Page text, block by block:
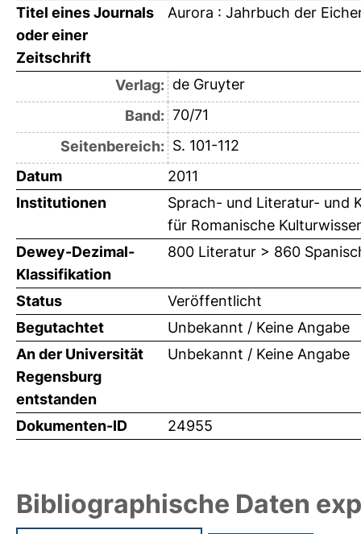
Titel eines Journals
oder einer
Zeitschrift
Aurora : Jahrbuch der
Verlag: de Gruyter
Band: 70/71
Seitenbereich: S. 101-112
Datum
2011
Institutionen
Sprach- und Literatur- und
für Romanische
Dewey-Dezimal-
Klassifikation
800 Literatur > 860
Status
Veröffentlicht
Begutachtet
Unbekannt / Keine Angabe
An der Universität
Regensburg
entstanden
Unbekannt / Keine Angabe
Dokumenten-ID 24955
Bibliographische Daten